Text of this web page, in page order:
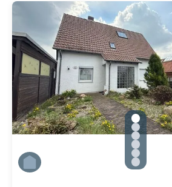
Zu Slide
Zu Slide
Zu Slide
Zu Slide
Zu Slide
Zu Slide